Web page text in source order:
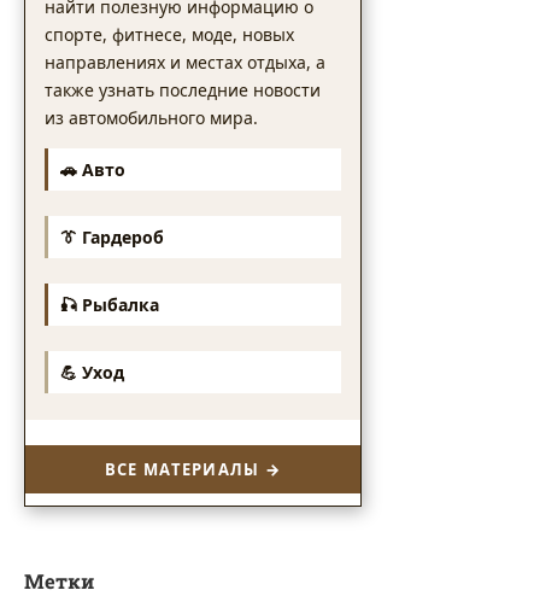
найти полезную информацию о
спорте, фитнесе, моде, новых
направлениях и местах отдыха, а
также узнать последние новости
из автомобильного мира.
🚗 Авто
👔 Гардероб
🎣 Рыбалка
💪 Уход
ВСЕ МАТЕРИАЛЫ →
Метки